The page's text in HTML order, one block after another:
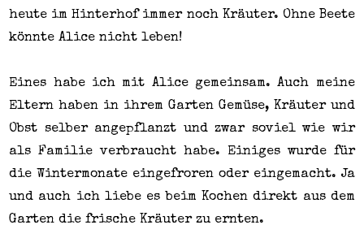
heute im Hinterhof immer nochKräuter. Ohne Beete
könnte Alice nicht leben!
Eines habe ich mit Alice gemeinsam. Auch meine
Eltern haben in ihrem Garten Gemüse, Kräuter und
Obst selber angepflanzt und zwar soviel wie wir
als Familie verbraucht habe. Einiges wurde für
die Wintermonate eingefroren oder eingemacht. Ja
und auch ichliebe es beim Kochen direkt aus dem
Garten die frische Kräuter zu ernten.